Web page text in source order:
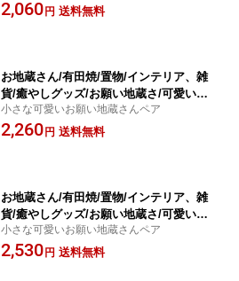
す。じゅずも付いて贈り物に最適！
2,060 円 送料無料
お地蔵さん/有田焼/置物/インテリア、雑
貨/癒やしグッズ/お願い地蔵さ/可愛いお
地蔵さんミニミニペア赤・青/うつわの
翔山/送料無料/定形外郵便で送ります。
小さな可愛いお願い地蔵さんペア
2,260 円 送料無料
お地蔵さん/有田焼/置物/インテリア、雑
貨/癒やしグッズ/お願い地蔵さ/可愛いお
地蔵さんミニ地蔵ペア赤・青/うつわの
翔山/送料無料/定形外郵便で送ります。
小さな可愛いお願い地蔵さんペア
2,530 円 送料無料